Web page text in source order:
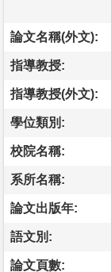
論文名稱(外文):
指導教授:
指導教授(外文):
學位類別:
校院名稱:
系所名稱:
論文出版年:
語文別:
論文頁數: